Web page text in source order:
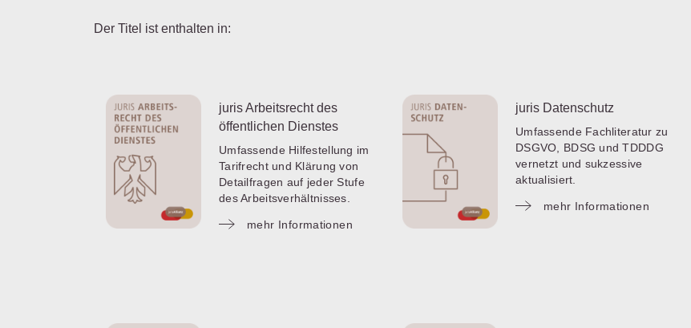
Der Titel ist enthalten in:
juris Arbeitsrecht des
öffentlichen Dienstes
Umfassende Hilfestellung im
Tarifrecht und Klärung von
Detailfragen auf jeder Stufe
des Arbeitsverhältnisses.
mehr Informationen
juris Datenschutz
Umfassende Fachliteratur zu
DSGVO, BDSG und TDDDG
vernetzt und sukzessive
aktualisiert.
mehr Informationen